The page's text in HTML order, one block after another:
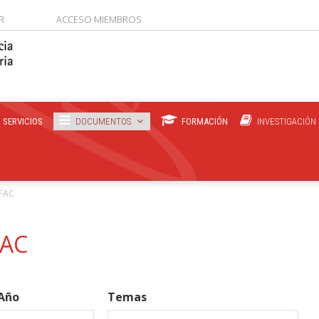
ACCESO MIEMBROS
SERVICIOS DOCUMENTOS FORMACIÓN INVESTIGACIÓN
Temas